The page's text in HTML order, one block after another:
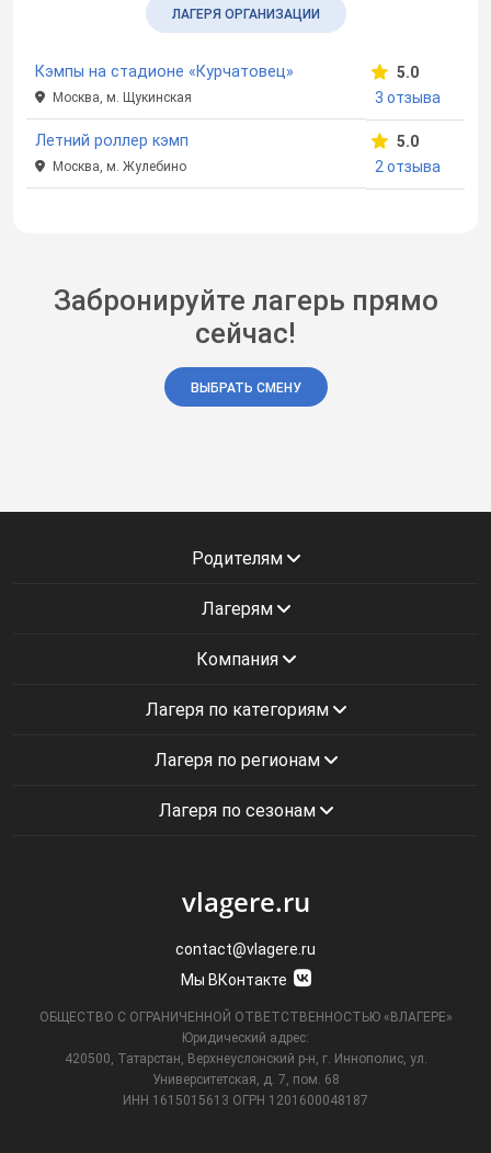
ЛАГЕРЯ ОРГАНИЗАЦИИ
Кэмпы на стадионе «Курчатовец»
Москва, м. Щукинская
5.0
3 отзыва
Летний роллер кэмп
Москва, м. Жулебино
5.0
2 отзыва
Забронируйте лагерь прямо
сейчас!
ВЫБРАТЬ СМЕНУ
Родителям
Лагерям
Компания
Лагеря по категориям
Лагеря по регионам
Лагеря по сезонам
vlagere.ru
contact@vlagere.ru
Мы ВКонтакте
ОБЩЕСТВО С ОГРАНИЧЕННОЙ ОТВЕТСТВЕННОСТЬЮ «ВЛАГЕРЕ»
Юридический адрес:
420500, Татарстан, Верхнеуслонский р-н, г. Иннополис, ул.
Университетская,
д. 7, пом. 68
ИНН 1615015613 ОГРН 1201600048187